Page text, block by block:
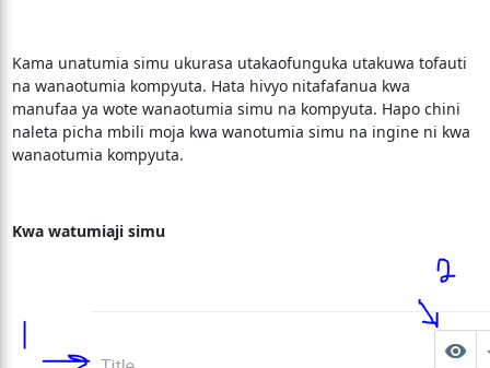
Kama unatumia simu ukurasa utakaofunguka utakuwa tofauti
na wanaotumia kompyuta. Hata hivyo nitafafanua kwa
manufaa ya wote wanaotumia simu na kompyuta. Hapo chini
naleta picha mbili moja kwa wanotumia simu na ingine ni kwa
wanaotumia kompyuta.
Kwa watumiaji simu